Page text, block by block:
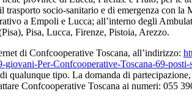
socio-sanitario e di emergenza con la
a Empoli e Lucca; all’interno degli
Pisa, Lucca, Firenze, Pistoia, Arezzo.
di Confcooperative Toscana, all’indirizzo:
Per-Confcooperative-Toscana-69-posti-
tipo. La domanda di
Confcooperative Toscana ai numeri: 055